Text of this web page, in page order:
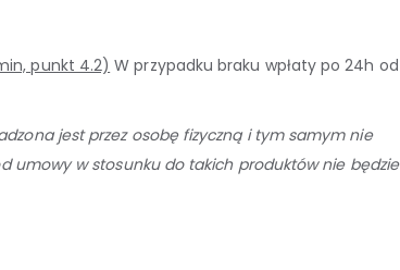
punkt 4.2) W przypadku braku wpłaty po 24h od
jest przez osobę fizyczną i tym samym nie
umowy w stosunku do takich produktów nie będzie